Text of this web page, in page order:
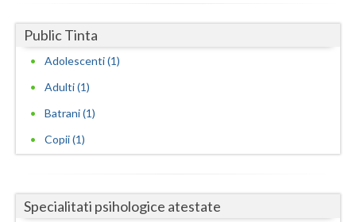
Maramures
Mehedinti
Mures
Neamt
Prahova
Public Tinta
Adolescenti (1)
Adulti (1)
Batrani (1)
Copii (1)
Specialitati psihologice atestate